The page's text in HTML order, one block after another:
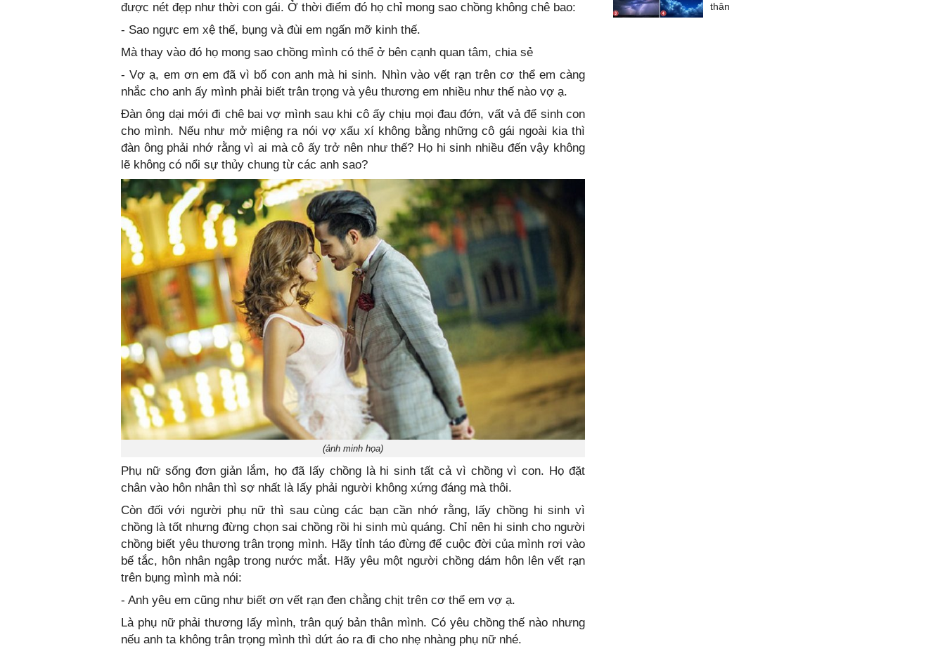
được nét đẹp như thời con gái. Ở thời điểm đó họ chỉ mong sao chồng không chê bao:
- Sao ngực em xệ thế, bụng và đùi em ngấn mỡ kinh thế.
Mà thay vào đó họ mong sao chồng mình có thể ở bên cạnh quan tâm, chia sẻ
- Vợ ạ, em ơn em đã vì bố con anh mà hi sinh. Nhìn vào vết rạn trên cơ thể em càng
nhắc cho anh ấy mình phải biết trân trọng và yêu thương em nhiều như thế nào vợ ạ.
Đàn ông dại mới đi chê bai vợ mình sau khi cô ấy chịu mọi đau đớn, vất vả để sinh con
cho mình. Nếu như mở miệng ra nói vợ xấu xí không bằng những cô gái ngoài kia thì
đàn ông phải nhớ rằng vì ai mà cô ấy trở nên như thế? Họ hi sinh nhiều đến vậy không
lẽ không có nổi sự thủy chung từ các anh sao?
(ảnh minh họa)
Phụ nữ sống đơn giản lắm, họ đã lấy chồng là hi sinh tất cả vì chồng vì con. Họ đặt
chân vào hôn nhân thì sợ nhất là lấy phải người không xứng đáng mà thôi.
Còn đối với người phụ nữ thì sau cùng các bạn cần nhớ rằng, lấy chồng hi sinh vì
chồng là tốt nhưng đừng chọn sai chồng rồi hi sinh mù quáng. Chỉ nên hi sinh cho người
chồng biết yêu thương trân trọng mình. Hãy tỉnh táo đừng để cuộc đời của mình rơi vào
bế tắc, hôn nhân ngập trong nước mắt. Hãy yêu một người chồng dám hôn lên vết rạn
trên bụng mình mà nói:
- Anh yêu em cũng như biết ơn vết rạn đen chằng chịt trên cơ thể em vợ ạ.
Là phụ nữ phải thương lấy mình, trân quý bản thân mình. Có yêu chồng thế nào nhưng
nếu anh ta không trân trọng mình thì dứt áo ra đi cho nhẹ nhàng phụ nữ nhé.
thân